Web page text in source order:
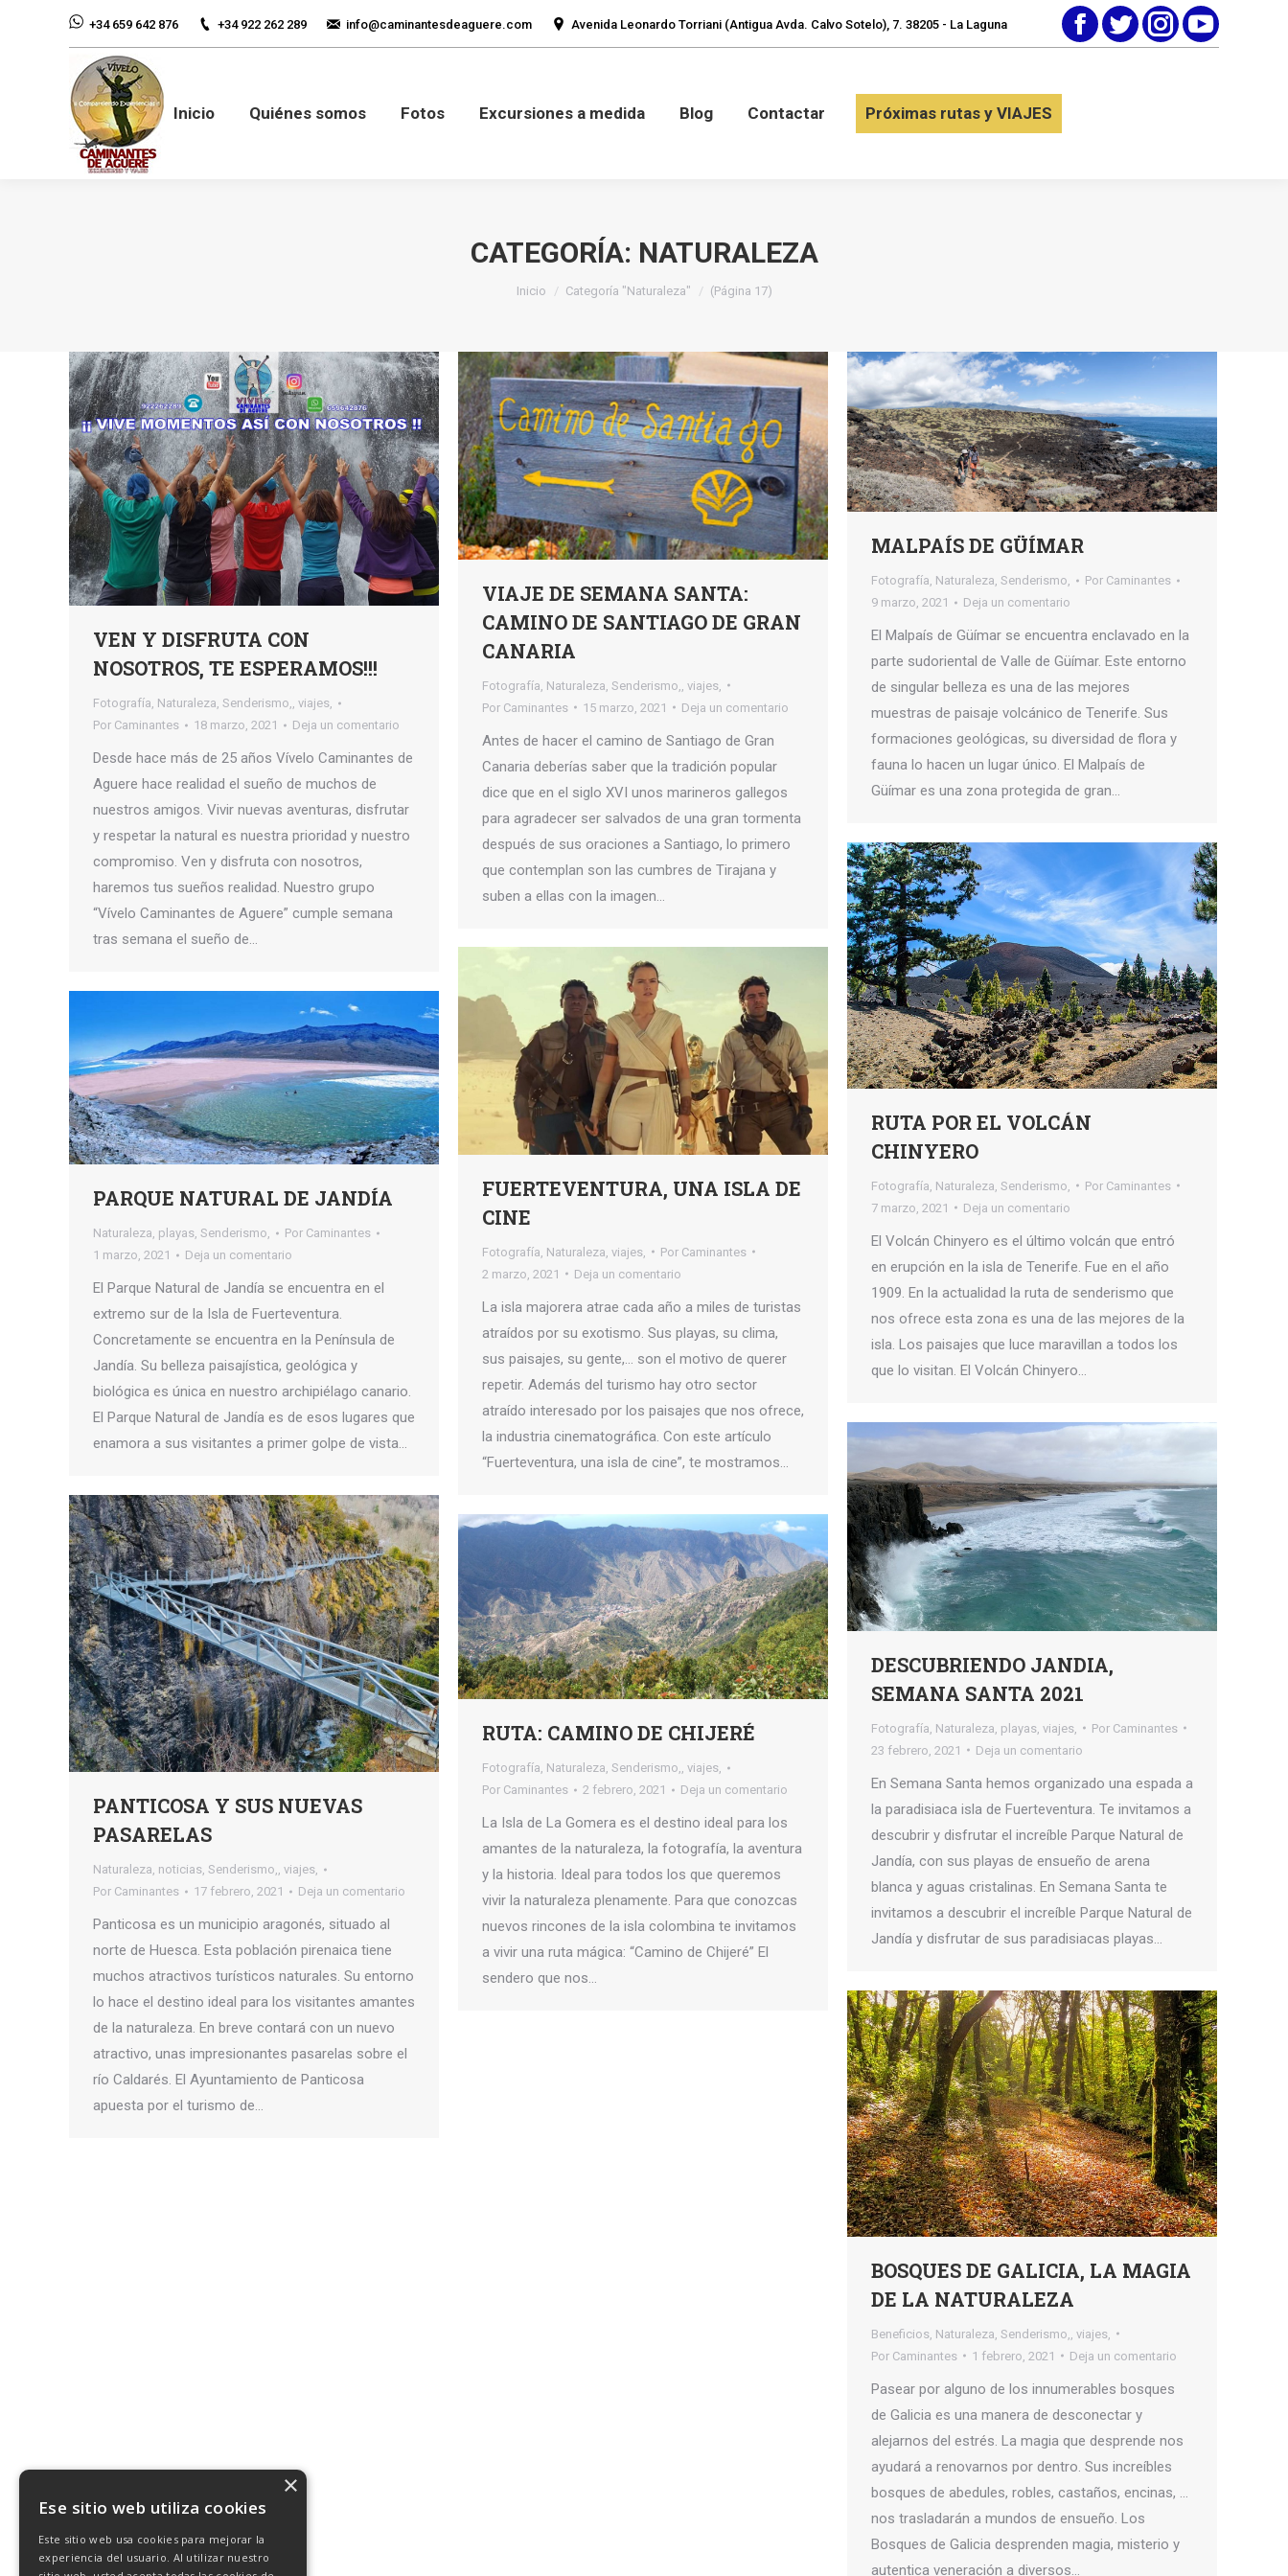
+34 659 642 876 +34 922 262 289 info@caminantesdeaguere.com Avenida Leonardo Torriani (Antigua Avda. Calvo Sotelo), 7. 38205 - La Laguna
FacebookTwitterInstagramYouTube
Inicio Quiénes somos Fotos Excursiones a medida Blog Contactar Próximas rutas y VIAJES
CATEGORÍA: NATURALEZA
Estás aquí:
Inicio Categoría "Naturaleza" (Página 17)
VEN Y DISFRUTA CON
NOSOTROS, TE ESPERAMOS!!!
Fotografía, Naturaleza, Senderismo,, viajes,
Por Caminantes 18 marzo, 2021 Deja un comentario
Desde hace más de 25 años Vívelo Caminantes de
Aguere hace realidad el sueño de muchos de
nuestros amigos. Vivir nuevas aventuras, disfrutar
y respetar la natural es nuestra prioridad y nuestro
compromiso. Ven y disfruta con nosotros,
haremos tus sueños realidad. Nuestro grupo
“Vívelo Caminantes de Aguere” cumple semana
tras semana el sueño de…
VIAJE DE SEMANA SANTA:
CAMINO DE SANTIAGO DE GRAN
CANARIA
Fotografía Naturaleza Senderismo,
viajes,
Por Caminantes 15 marzo, 2021 Deja un comentario
Antes de hacer el camino de Santiago de Gran
Canaria deberías saber que la tradición popular
dice que en el siglo XVI unos marineros gallegos
para agradecer ser salvados de una gran tormenta
después de sus oraciones a Santiago, lo primero
que contemplan son las cumbres de Tirajana y
suben a ellas con la imagen…
MALPAÍS DE GÜÍMAR
Fotografía, Naturaleza, Senderismo, Por Caminantes
9 marzo, 2021
Deja un comentario
El Malpaís de Güímar se encuentra enclavado en la
parte sudoriental de Valle de Güímar. Este entorno
de singular belleza es una de las mejores
muestras de paisaje volcánico de Tenerife. Sus
formaciones geológicas, su diversidad de flora y
fauna lo hacen un lugar único. El Malpaís de
Güímar es una zona protegida de gran…
RUTA POR EL VOLCÁN
CHINYERO
Fotografía Naturaleza Senderismo, Por Caminantes
7 marzo, 2021
Deja un comentario
El Volcán Chinyero es el último volcán que entró
en erupción en la isla de Tenerife. Fue en el año
1909. En la actualidad la ruta de senderismo que
nos ofrece esta zona es una de las mejores de la
isla. Los paisajes que luce maravillan a todos los
que lo visitan. El Volcán Chinyero…
FUERTEVENTURA, UNA ISLA DE
CINE
Fotografía Naturaleza viajes, Por Caminantes
2 marzo, 2021
Deja un comentario
La isla majorera atrae cada año a miles de turistas
atraídos por su exotismo. Sus playas, su clima,
sus paisajes, su gente,… son el motivo de querer
repetir. Además del turismo hay otro sector
atraído interesado por los paisajes que nos ofrece,
la industria cinematográfica. Con este artículo
“Fuerteventura, una isla de cine”, te mostramos…
PARQUE NATURAL DE JANDÍA
Naturaleza, playas, Senderismo, Por Caminantes
1 marzo, 2021
Deja un comentario
El Parque Natural de Jandía se encuentra en el
extremo sur de la Isla de Fuerteventura.
Concretamente se encuentra en la Península de
Jandía. Su belleza paisajística, geológica y
biológica es única en nuestro archipiélago canario.
El Parque Natural de Jandía es de esos lugares que
enamora a sus visitantes a primer golpe de vista…
DESCUBRIENDO JANDIA,
SEMANA SANTA 2021
Fotografía Naturaleza playas viajes, Por Caminantes
23 febrero, 2021
Deja un comentario
En Semana Santa hemos organizado una espada a
la paradisiaca isla de Fuerteventura. Te invitamos a
descubrir y disfrutar el increíble Parque Natural de
Jandía, con sus playas de ensueño de arena
blanca y aguas cristalinas. En Semana Santa te
invitamos a descubrir el increíble Parque Natural de
Jandía y disfrutar de sus paradisiacas playas…
PANTICOSA Y SUS NUEVAS
PASARELAS
Naturaleza, noticias, Senderismo,, viajes,
Por Caminantes 17 febrero, 2021 Deja un comentario
Panticosa es un municipio aragonés, situado al
norte de Huesca. Esta población pirenaica tiene
muchos atractivos turísticos naturales. Su entorno
lo hace el destino ideal para los visitantes amantes
de la naturaleza. En breve contará con un nuevo
atractivo, unas impresionantes pasarelas sobre el
río Caldarés. El Ayuntamiento de Panticosa
apuesta por el turismo de…
RUTA: CAMINO DE CHIJERÉ
Fotografía, Naturaleza, Senderismo,, viajes,
Por Caminantes 2 febrero, 2021 Deja un comentario
La Isla de La Gomera es el destino ideal para los
amantes de la naturaleza, la fotografía, la aventura
y la historia. Ideal para todos los que queremos
vivir la naturaleza plenamente. Para que conozcas
nuevos rincones de la isla colombina te invitamos
a vivir una ruta mágica: “Camino de Chijeré” El
sendero que nos…
BOSQUES DE GALICIA, LA MAGIA
DE LA NATURALEZA
Beneficios Naturaleza Senderismo,
viajes,
Por Caminantes 1 febrero, 2021 Deja un comentario
Pasear por alguno de los innumerables bosques
de Galicia es una manera de desconectar y
alejarnos del estrés. La magia que desprende nos
ayudará a renovarnos por dentro. Sus increíbles
bosques de abedules, robles, castaños, encinas, …
nos trasladarán a mundos de ensueño. Los
Bosques de Galicia desprenden magia, misterio y
autentica veneración a diversos…
Ese sitio web utiliza cookies
Este sitio web usa cookies para mejorar la
experiencia del usuario. Al utilizar nuestro
×